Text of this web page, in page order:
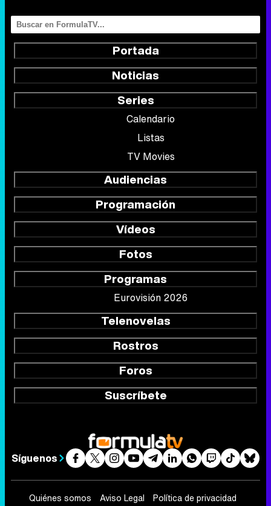
Portada
Noticias
Series
Calendario
Listas
TV Movies
Audiencias
Programación
Vídeos
Fotos
Programas
Eurovisión 2026
Telenovelas
Rostros
Foros
Suscríbete
Síguenos
Quiénes somos Aviso Legal Política de privacidad